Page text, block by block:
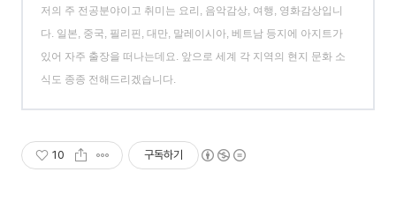
저의 주 전공분야이고 취미는 요리, 음악감상, 여행, 영화감상입니
다. 일본, 중국, 필리핀, 대만, 말레이시아, 베트남 등지에 아지트가
있어 자주 출장을 떠나는데요. 앞으로 세계 각 지역의 현지 문화 소
식도 종종 전해드리겠습니다.
10 구독하기